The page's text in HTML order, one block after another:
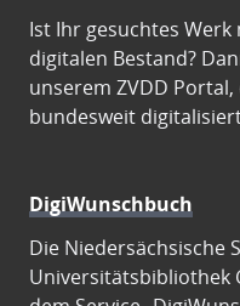
Ist Ihr gesuchtes
digitalen Bestand?
unserem ZVDD
bundesweit
DigiWunschbuch
Die Niedersächsische
Universitätsbibliothek